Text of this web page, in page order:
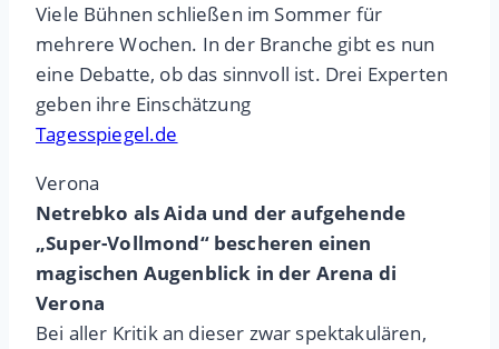
Viele Bühnen schließen im Sommer für
mehrere Wochen. In der Branche gibt es nun
eine Debatte, ob das sinnvoll ist. Drei Experten
geben ihre Einschätzung
Tagesspiegel.de
Verona
Netrebko als Aida und der aufgehende
„Super-Vollmond“ bescheren einen
magischen Augenblick in der Arena di
Verona
Bei aller Kritik an dieser zwar spektakulären,